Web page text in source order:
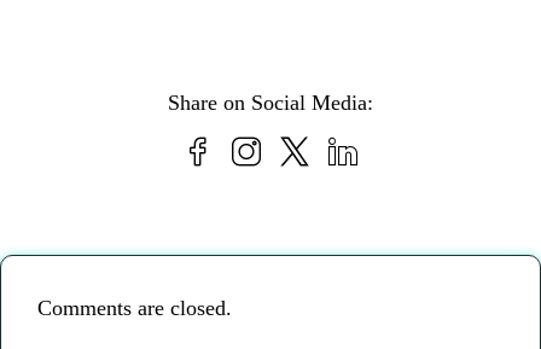
Share on Social Media:
Comments are closed.